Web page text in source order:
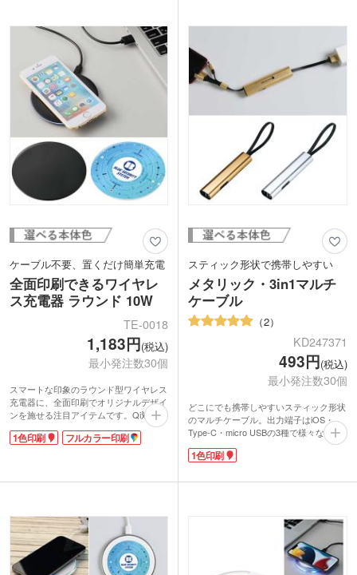
特典のノベルティや、アニメ・漫画キャ
ラクターを入れたエンタメグッズとして
など、幅広くご活用いただけます。
ケーブル不要、置くだけ簡単充電
全面印刷できるワイヤレ
ス充電器 ラウンド 10W
TE-0018
1,183円(税込)
最小発注数30個
スマートな印象のラウンド型ワイヤレス
充電器に、全面印刷でオリジナルデザイ
ンを施せる注目アイテムです。Qi対応
で、対応機種なら置くだけで簡単に充電
可能。底面には滑り止めが付いており、
です。企業ロゴやイラストを大胆にプリ
ントできるので、販促効果も抜群。実用
性とデザイン性を兼ね備えた、もらって
嬉しいノベルティです。
1色印刷 フルカラー印刷
スティック形状で携帯しやすい
メタリック・3in1マルチ
ケーブル
2
KD247371
493円(税込)
最小発注数30個
どこにでも携帯しやすいスティック形状
のマルチケーブル。出力端子はiOS・
Type-C・micro USBの3種で様々な機種
に対応できます。出力端子はスライドボ
タンで出し入れスムーズ。3台同時充電
すっきりします。
ルドかシルバーが選べるので、記念品制
1色印刷